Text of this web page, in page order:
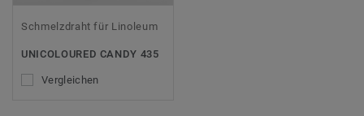
Schmelzdraht für Linoleum
UNICOLOURED CANDY 435
Vergleichen